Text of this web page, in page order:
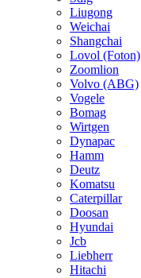
Liugong
Weichai
Shangchai
Lovol (Foton)
Zoomlion
Volvo (ABG)
Vogele
Bomag
Wirtgen
Dynapac
Hamm
Deutz
Komatsu
Caterpillar
Doosan
Hyundai
Jcb
Liebherr
Hitachi